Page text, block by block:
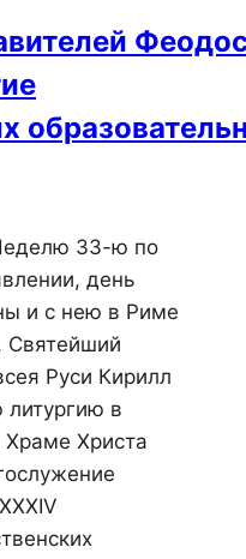
33-ю по
день
и с нею в Риме
Святейший
Руси Кирилл
в
Христа